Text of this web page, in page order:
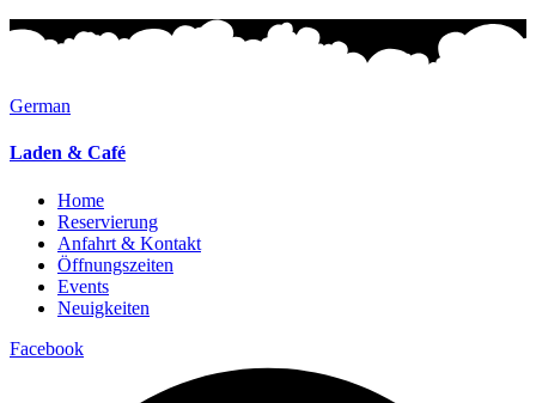
German
Laden & Café
Home
Reservierung
Anfahrt & Kontakt
Öffnungszeiten
Events
Neuigkeiten
Facebook